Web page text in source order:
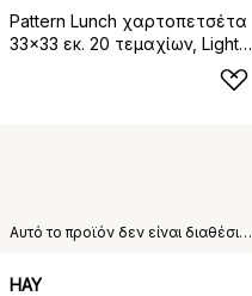
Pattern Lunch χαρτοπετσέτα
33x33 εκ. 20 τεμαχίων, Light
Αυτό το προϊόν δεν είναι διαθέσιμο στη χώρα παράδοσης που έχετε επιλέξει.
HAY